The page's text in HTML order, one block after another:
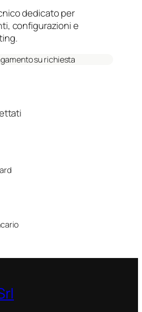
dedicato per
configurazioni e
su richiesta